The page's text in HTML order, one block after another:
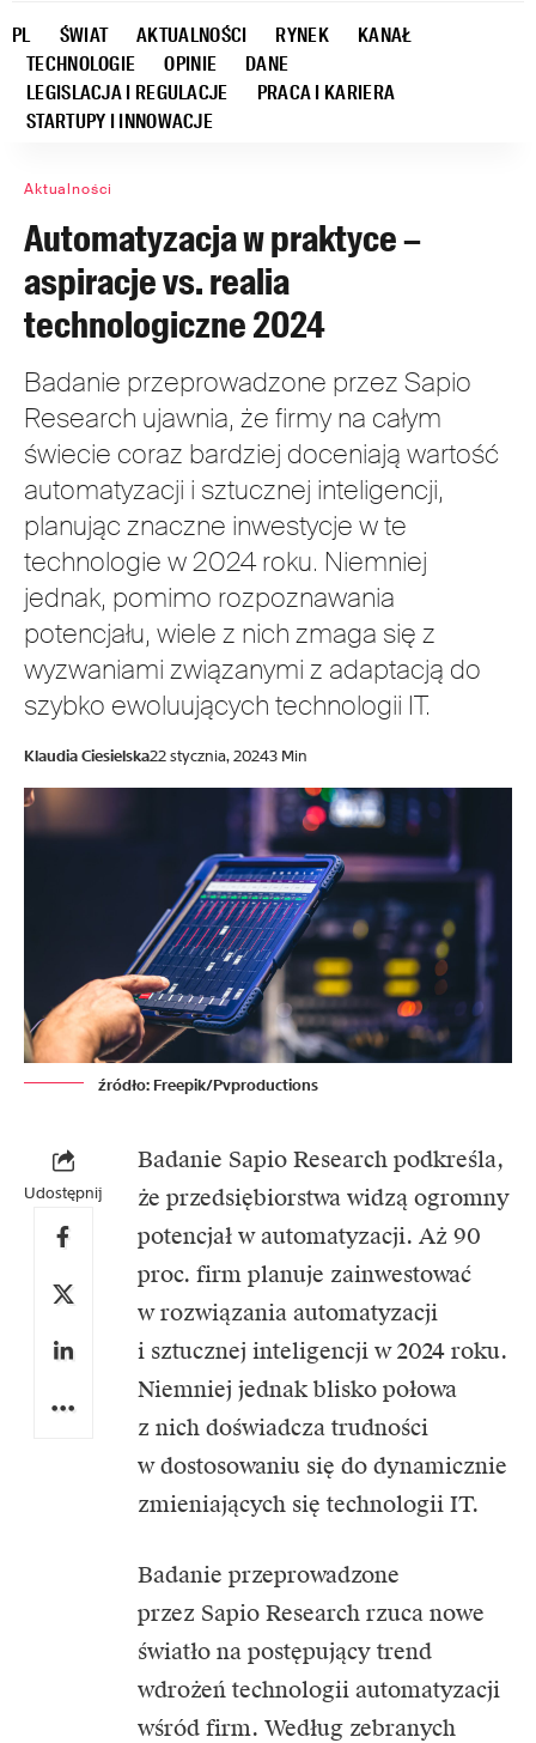
PL ŚWIAT AKTUALNOŚCI RYNEK
KANAŁ
TECHNOLOGIE
OPINIE
DANE
LEGISLACJA I REGULACJE
PRACA I KARIERA
STARTUPY I INNOWACJE
Aktualności
Automatyzacja w praktyce –
aspiracje vs. realia
technologiczne 2024
Badanie przeprowadzone przez Sapio
Research ujawnia, że firmy na całym
świecie coraz bardziej doceniają wartość
automatyzacji i sztucznej inteligencji,
planując znaczne inwestycje w te
technologie w 2024 roku. Niemniej
jednak, pomimo rozpoznawania
potencjału, wiele z nich zmaga się z
wyzwaniami związanymi z adaptacją do
szybko ewoluujących technologii IT.
Klaudia Ciesielska22 stycznia, 20243 Min
źródło: Freepik/Pvproductions
Udostępnij
Badanie Sapio Research podkreśla,
że przedsiębiorstwa widzą ogromny
potencjał w automatyzacji. Aż 90
proc. firm planuje zainwestować
w rozwiązania automatyzacji
i sztucznej inteligencji w 2024 roku.
Niemniej jednak blisko połowa
z nich doświadcza trudności
w dostosowaniu się do dynamicznie
zmieniających się technologii IT.
Badanie przeprowadzone
przez Sapio Research rzuca nowe
światło na postępujący trend
wdrożeń technologii automatyzacji
wśród firm. Według zebranych